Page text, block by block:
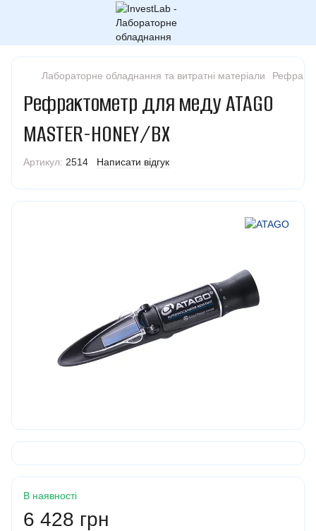
Лабораторне обладнання та витратні матеріали
Рефрактометр для меду ATAGO
MASTER-HONEY/BX
Артикул: 2514 Написати відгук
В наявності
6 428 грн